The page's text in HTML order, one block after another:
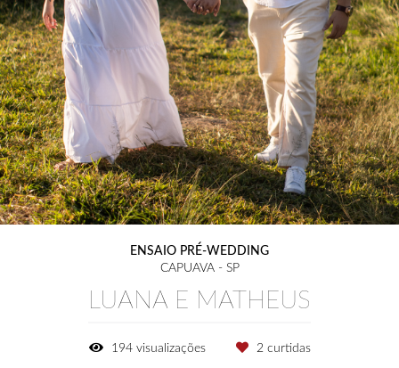
ENSAIO PRÉ-WEDDING
CAPUAVA - SP
LUANA E MATHEUS
194visualizações 2curtidas